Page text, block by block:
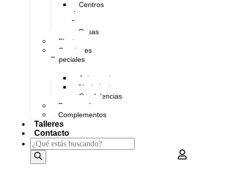
Centros
de
flores
Rosas
Plantas
Ocasiones
Especiales
Aniversario
Nacimientos
Condolencias
Preservado
Complementos
Talleres
Contacto